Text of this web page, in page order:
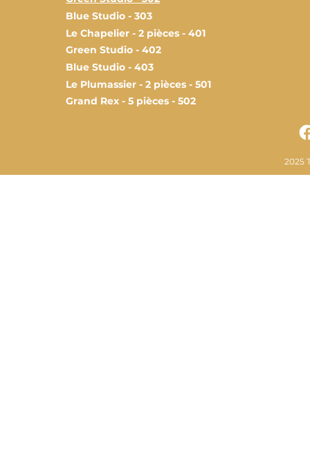
Blue Studio - 303
Le Chapelier - 2 pièces - 401
Green Studio - 402
Blue Studio - 403
Le Plumassier - 2 pièces - 501
Grand Rex - 5 pièces - 502
2025